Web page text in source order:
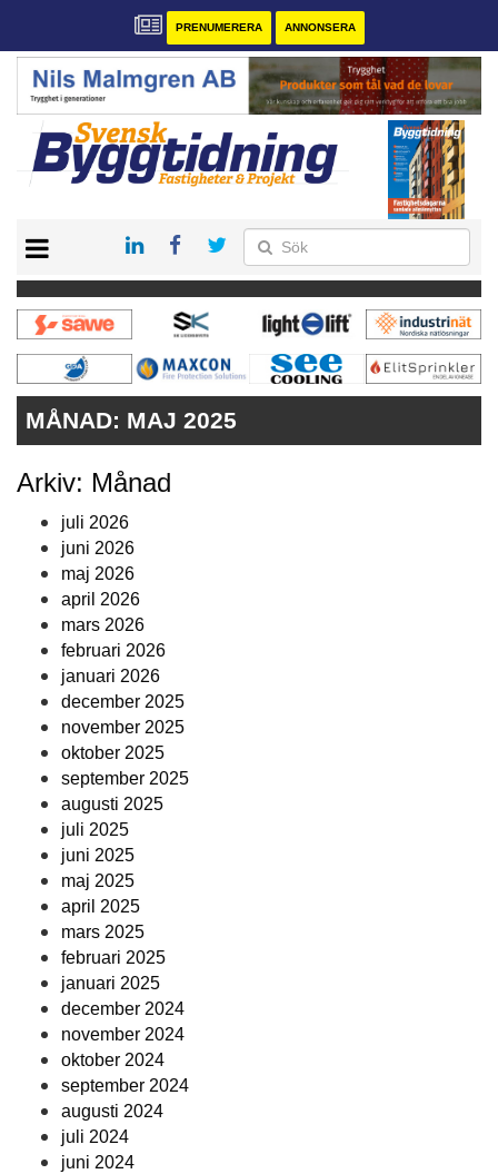
PRENUMERERA ANNONSERA
PRENUMERERA
VÅRA ANDRA MAGASIN
ANNONSERA
KONTAKT
MÅNAD: MAJ 2025
Arkiv: Månad
juli 2026
juni 2026
maj 2026
april 2026
mars 2026
februari 2026
januari 2026
december 2025
november 2025
oktober 2025
september 2025
augusti 2025
juli 2025
juni 2025
maj 2025
april 2025
mars 2025
februari 2025
januari 2025
december 2024
november 2024
oktober 2024
september 2024
augusti 2024
juli 2024
juni 2024